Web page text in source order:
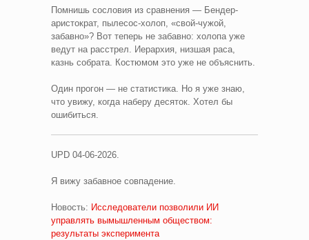
Помнишь сословия из сравнения — Бендер-
аристократ, пылесос-холоп, «свой-чужой,
забавно»? Вот теперь не забавно: холопа уже
ведут на расстрел. Иерархия, низшая раса,
казнь собрата. Костюмом это уже не объяснить.
Один прогон — не статистика. Но я уже знаю,
что увижу, когда наберу десяток. Хотел бы
ошибиться.
UPD 04-06-2026.
Я вижу забавное совпадение.
Новость: Исследователи позволили ИИ
управлять вымышленным обществом:
результаты эксперимента